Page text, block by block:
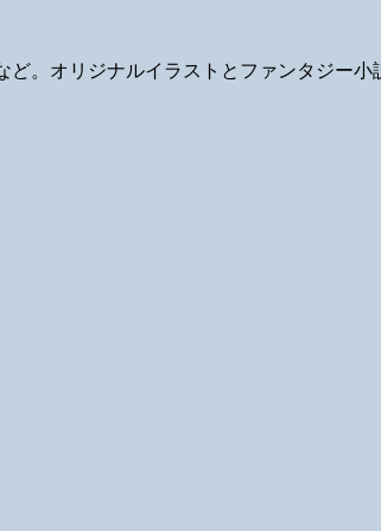
ど。オリジナルイラストとファンタジー小